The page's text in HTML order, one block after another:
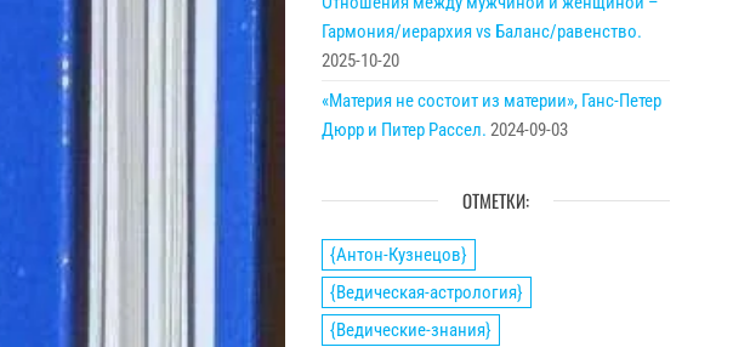
Гармония/иерархия vs Баланс/равенство.
2025-10-20
«Материя не состоит из материи», Ганс-Петер
Дюрр и Питер Рассел. 2024-09-03
ОТМЕТКИ:
{Антон-Кузнецов}
{Ведическая-астрология}
{Ведические-знания}